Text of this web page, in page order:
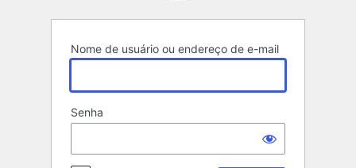
Nome de usuário ou endereço de e-mail
Senha